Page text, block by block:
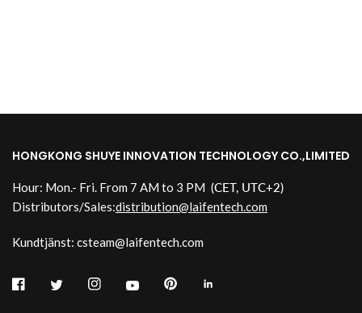
HONGKONG SHUYE INNOVATION TECHNOLOGY CO.,LIMITED
Hour: Mon.- Fri. From 7 AM to 3 PM (CET, UTC+2)
Distributors/Sales:distribution@laifentech.com
Kundtjänst: csteam@laifentech.com